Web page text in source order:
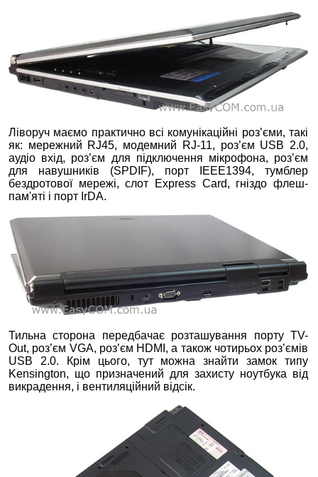
Ліворуч маємо практично всі комунікаційні роз’єми, такі
як: мережний RJ45, модемний RJ-11, роз’єм USB 2.0,
аудіо вхід, роз’єм для підключення мікрофона, роз’єм
для навушників (SPDIF), порт IEEE1394, тумблер
бездротової мережі, слот Express Card, гніздо флеш-
пам'яті і порт IrDA.
Тильна сторона передбачає розташування порту TV-
Out, роз’єм VGA, роз’єм HDMI, а також чотирьох роз’ємів
USB 2.0. Крім цього, тут можна знайти замок типу
Kensington, що призначений для захисту ноутбука від
викрадення, і вентиляційний відсік.